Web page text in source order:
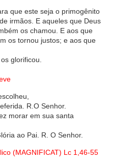
que este seja o primogênito
irmãos. E aqueles que Deus
os chamou. E aos que
os tornou justos; e aos que
glorificou.
R.O Senhor.
morar em sua santa
ao Pai. R. O Senhor.
(MAGNIFICAT) Lc 1,46-55